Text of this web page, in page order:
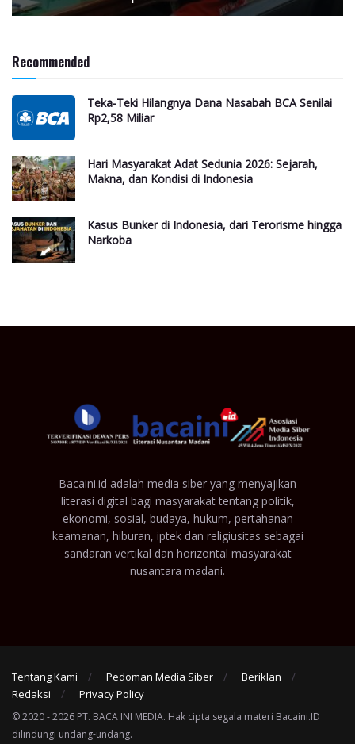
Recommended
Teka-Teki Hilangnya Dana Nasabah BCA Senilai
Rp2,58 Miliar
Hari Masyarakat Adat Sedunia 2026: Sejarah,
Makna, dan Kondisi di Indonesia
Kasus Bunker di Indonesia, dari Terorisme hingga
Narkoba
Bacaini.id adalah media siber yang menyajikan
literasi digital bagi masyarakat tentang politik,
ekonomi, sosial, budaya, hukum, pertahanan
keamanan, hiburan, iptek dan religiusitas sebagai
sandaran vertikal dan horizontal masyarakat
nusantara madani.
Tentang Kami Pedoman Media Siber
Beriklan
Redaksi
Privacy Policy
© 2020 - 2026 PT. BACA INI MEDIA. Hak cipta segala materi Bacaini.ID
dilindungi undang-undang.